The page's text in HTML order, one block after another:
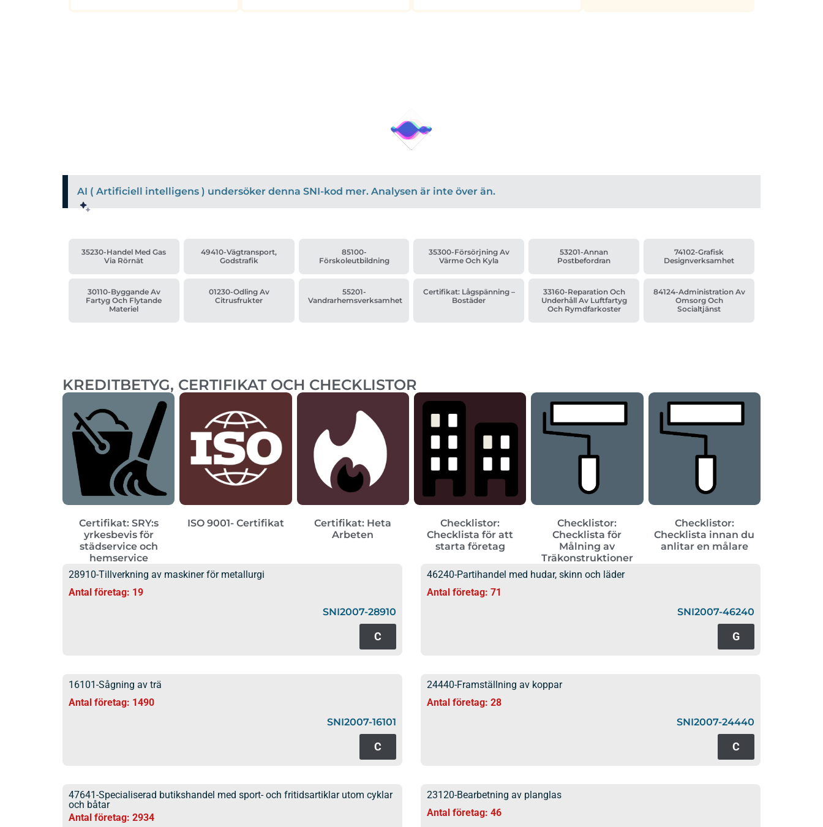
AI ( Artificiell intelligens ) undersöker denna SNI-kod mer. Analysen är inte över än.
35230-Handel Med Gas
Via Rörnät
49410-Vägtransport,
Godstrafik
85100-
Förskoleutbildning
35300-Försörjning Av
Värme Och Kyla
53201-Annan
Postbefordran
74102-Grafisk
Designverksamhet
30110-Byggande Av
Fartyg Och Flytande
Materiel
01230-Odling Av
Citrusfrukter
55201-
Vandrarhemsverksamhet
Certifikat: Lågspänning –
Bostäder
33160-Reparation Och
Underhåll Av Luftfartyg
Och Rymdfarkoster
84124-Administration Av
Omsorg Och
Socialtjänst
KREDITBETYG, CERTIFIKAT OCH CHECKLISTOR
Certifikat: SRY:s
yrkesbevis för
städservice och
hemservice
ISO 9001- Certifikat
Certifikat: Heta
Arbeten
Checklistor:
Checklista för att
starta företag
Checklistor:
Checklista för
Målning av
Träkonstruktioner
Checklistor:
Checklista innan du
anlitar en målare
28910-Tillverkning av maskiner för metallurgi
Antal företag: 19
SNI2007-28910
C
46240-Partihandel med hudar, skinn och läder
Antal företag: 71
SNI2007-46240
G
16101-Sågning av trä
Antal företag: 1490
SNI2007-16101
C
24440-Framställning av koppar
Antal företag: 28
SNI2007-24440
C
47641-Specialiserad butikshandel med sport- och fritidsartiklar utom cyklar
och båtar
Antal företag: 2934
23120-Bearbetning av planglas
Antal företag: 46